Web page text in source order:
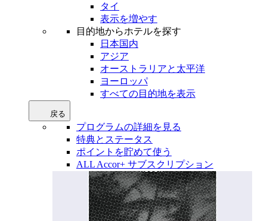
タイ
表示を増やす
目的地からホテルを探す
日本国内
アジア
オーストラリアと太平洋
ヨーロッパ
すべての目的地を表示
戻る
プログラムの詳細を見る
特典とステータス
ポイントを貯めて使う
ALL Accor+ サブスクリプション